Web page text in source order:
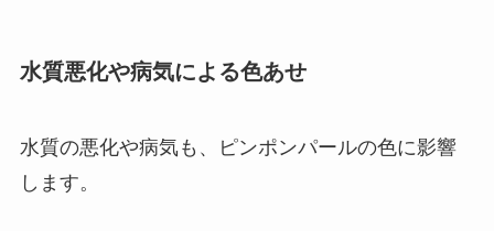
水質悪化や病気による色あせ
水質の悪化や病気も、ピンポンパールの色に影響
します。